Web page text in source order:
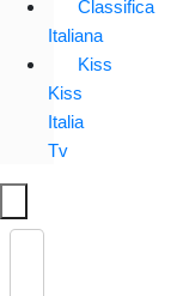
Classifica
Italiana
Kiss
Kiss
Italia
Tv